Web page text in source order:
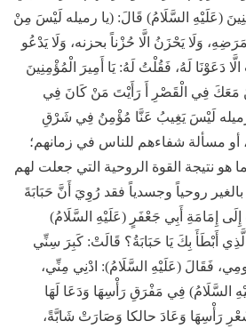
(عَلَيْهِ السَّلَامُ) قَالَ: (يا رميله لَيْسَ مِنْ
وَلَا يَحْزَنُ الَّا حُزْناً بحزنه، وَلَا يَدْعُو
الَّا دَعَوْنَا لَهُ، فَقُلْتُ لَهُ: يَا أَمِيرَ الْمُؤْمِنِينَ
مَعَكَ فِي الْقَصْرِ أَ رَأَيْتَ مَنْ كَانَ فِي
لَيْسَ يَغِيبُ عَنَّا مُؤْمِنُ فِي شَرْقِ
وَلَا فِي غَرْبِهَا)[13]، أو مسألة شفاءهم للناس في زمانهم؛
هو نتيجة القوة الروحية التي جعلت لهم
روحياً وجسدياً فقد رُوِيَ أَنَّ حَبَابَةَ
إِلَى إِمَامَةِ أَبِي جَعْفَرٍ (عَلَيْهِ السَّلَامُ)
أَبْطَأَ بِكَ يَا حَبَابَةُ؟ قَالَتْ: كَبِرَ سِنِّي
فَقَالَ (عَلَيْهِ السَّلَامُ): ادْنِي مِنِّي،
السَّلَامُ) فِي مَفْرَقِ رَأْسِهَا وَدَعَا لَهَا
رَأْسِهَا وَعَادَ حالكا وَصَارَتْ شَابَّةً،